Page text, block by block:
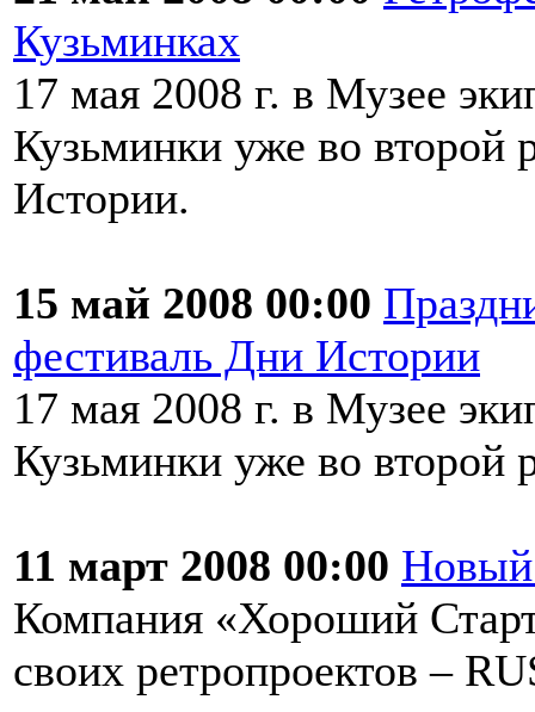
Кузьминках
17 мая 2008 г. в Музее
Кузьминки уже во второй
Истории.
15 май 2008 00:00
фестиваль Дни Истории
17 мая 2008 г. в Музее
Кузьминки уже во второй
11 март 2008 00:00 Новый
Компания «Хороший
своих ретропроектов –